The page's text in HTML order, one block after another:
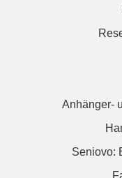
Anhänger-
Seniovo: